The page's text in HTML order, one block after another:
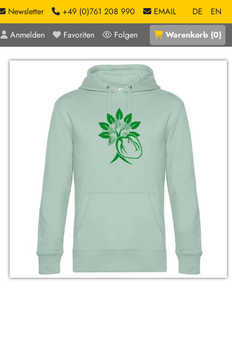
Newsletter +49 (0)761 208 990 EMAIL DE
EN
Anmelden Favoriten Folgen Warenkorb (0)